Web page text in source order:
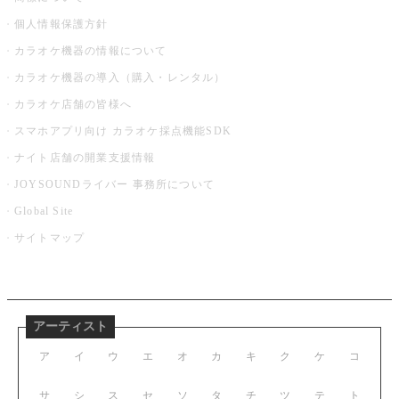
個人情報保護方針
カラオケ機器の情報について
カラオケ機器の導入（購入・レンタル）
カラオケ店舗の皆様へ
スマホアプリ向け カラオケ採点機能SDK
ナイト店舗の開業支援情報
JOYSOUNDライバー 事務所について
Global Site
サイトマップ
アーティスト
ア イ ウ エ オ
サ シ ス セ ソ
カ キ ク ケ コ
タ チ ツ テ ト